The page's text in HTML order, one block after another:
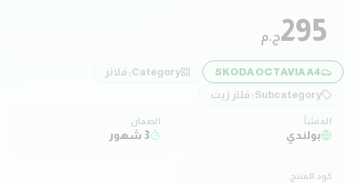
295ج.م
SKODA OCTAVIA A4
Category: فلاتر
Subcategory: فلتر زيت
المنشأ
بولندي
الضمان
3 شهور
كود المنتج